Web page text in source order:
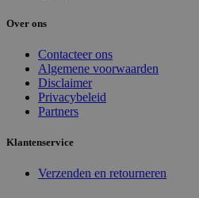
Over ons
Contacteer ons
Algemene voorwaarden
Disclaimer
Privacybeleid
Partners
Klantenservice
Verzenden en retourneren